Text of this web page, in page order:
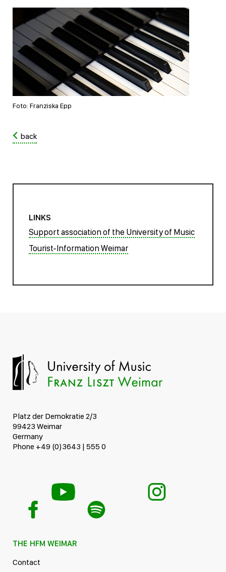
Foto: Franziska Epp
back
LINKS
Support association of the University of Music
Tourist-Information Weimar
Platz der Demokratie 2/3
99423 Weimar
Germany
Phone +49 (0)3643 | 555 0
THE HFM WEIMAR
Contact